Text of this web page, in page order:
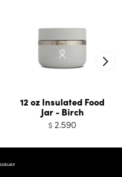
12 oz Insulated Food
Jar - Birch
$ 2.590